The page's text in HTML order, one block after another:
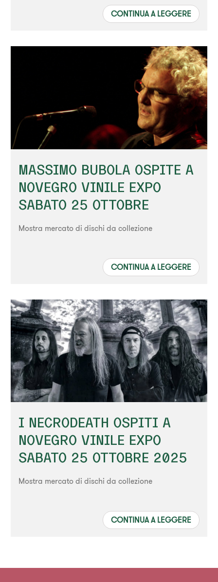
CONTINUA A LEGGERE
MASSIMO BUBOLA OSPITE A
NOVEGRO VINILE EXPO
SABATO 25 OTTOBRE
Mostra mercato di dischi da collezione
CONTINUA A LEGGERE
I NECRODEATH OSPITI A
NOVEGRO VINILE EXPO
SABATO 25 OTTOBRE 2025
Mostra mercato di dischi da collezione
CONTINUA A LEGGERE